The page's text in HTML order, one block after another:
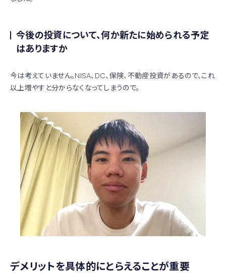
今後の投資について、何か新たに始められる予定
はありますか
今は考えていません。NISA、DC、保険、不動産投資があるので、これ
以上増やすと分からなくなってしまうので。
デメリットを具体的にとらえることが重要